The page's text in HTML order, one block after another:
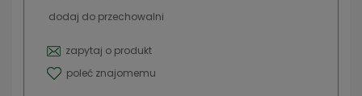
dodaj do przechowalni
zapytaj o produkt
poleć znajomemu